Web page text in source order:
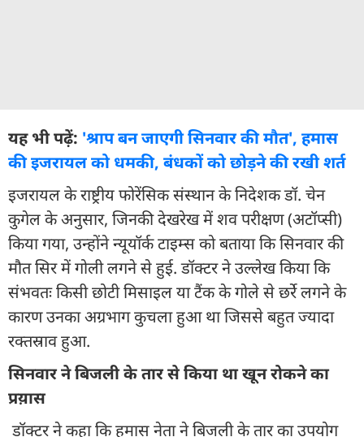
यह भी पढ़ें: 'श्राप बन जाएगी सिनवार की मौत', हमास
की इजरायल को धमकी, बंधकों को छोड़ने की रखी शर्त
इजरायल के राष्ट्रीय फोरेंसिक संस्थान के निदेशक डॉ. चेन
कुगेल के अनुसार, जिनकी देखरेख में शव परीक्षण (अटॉप्सी)
किया गया, उन्होंने न्यूयॉर्क टाइम्स को बताया कि सिनवार की
मौत सिर में गोली लगने से हुई. डॉक्टर ने उल्लेख किया कि
संभवतः किसी छोटी मिसाइल या टैंक के गोले से छर्रे लगने के
कारण उनका अग्रभाग कुचला हुआ था जिससे बहुत ज्यादा
रक्तस्राव हुआ.
सिनवार ने बिजली के तार से किया था खून रोकने का
प्रय़ास
डॉक्टर ने कहा कि हमास नेता ने बिजली के तार का उपयोग